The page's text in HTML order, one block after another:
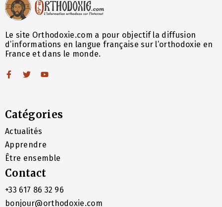
Le site Orthodoxie.com a pour objectif la diffusion
d’informations en langue française sur l’orthodoxie en
France et dans le monde.
Catégories
Actualités
Apprendre
Être ensemble
Contact
+33 617 86 32 96
bonjour@orthodoxie.com